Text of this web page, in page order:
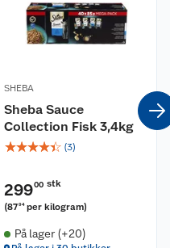
SHEBA
Sheba Sauce
Collection Fisk 3,4kg
☆☆☆☆☆ (3)
29900 stk
(87 94 per kilogram)
På lager (+20)